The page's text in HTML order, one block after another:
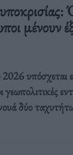
μένουν
υπόσχεται
γεωπολιτικές
δύο